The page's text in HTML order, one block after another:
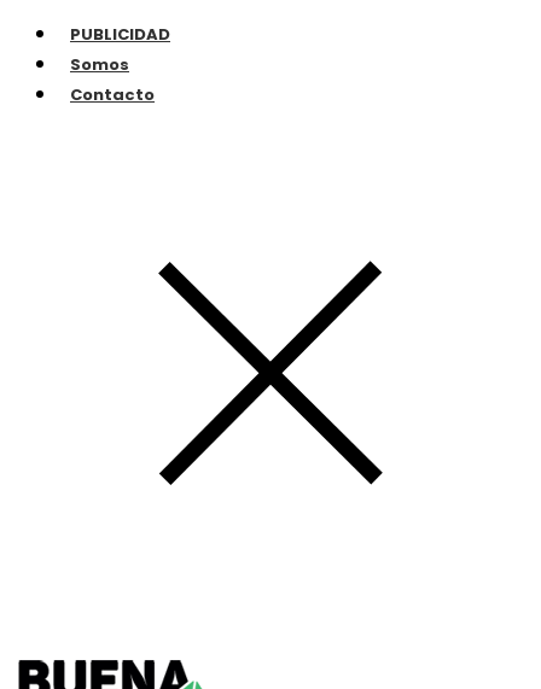
PUBLICIDAD
Somos
Contacto